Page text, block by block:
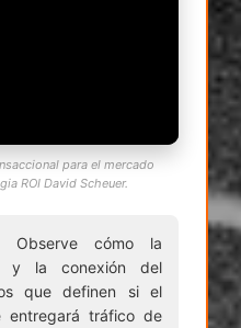
para el mercado
ROI David Scheuer.
Observe cómo la
y la conexión del
que definen si el
entregará tráfico de